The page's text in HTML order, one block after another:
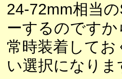
24-72mm相当
ーするのです
常時装着して
い選択になりま